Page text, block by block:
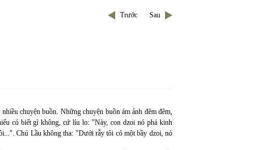
Trước Sau
chuyện buồn. Những chuyện buồn ám ảnh đêm đêm,
có biết gì không, cứ líu lo: "Này, con dzoi nó phá kinh
Chú Lầu không tha: "Dưới rẫy tôi có một bầy dzoi, nó